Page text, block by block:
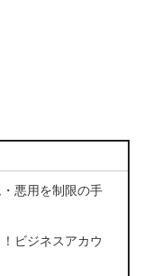
悪用を制限の手
ビジネスアカウ